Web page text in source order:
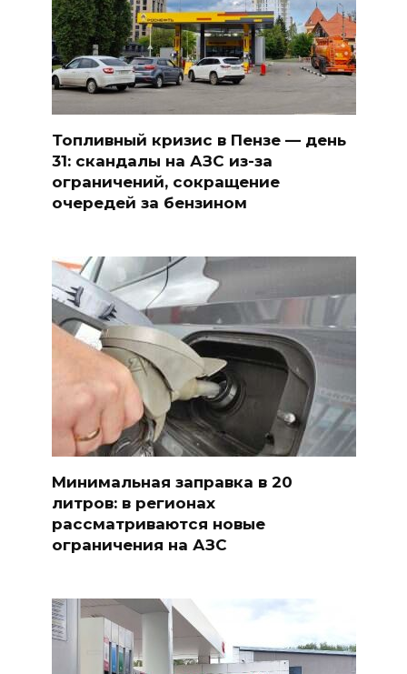
Топливный кризис в Пензе — день
31: скандалы на АЗС из-за
ограничений, сокращение
очередей за бензином
Минимальная заправка в 20
литров: в регионах
рассматриваются новые
ограничения на АЗС